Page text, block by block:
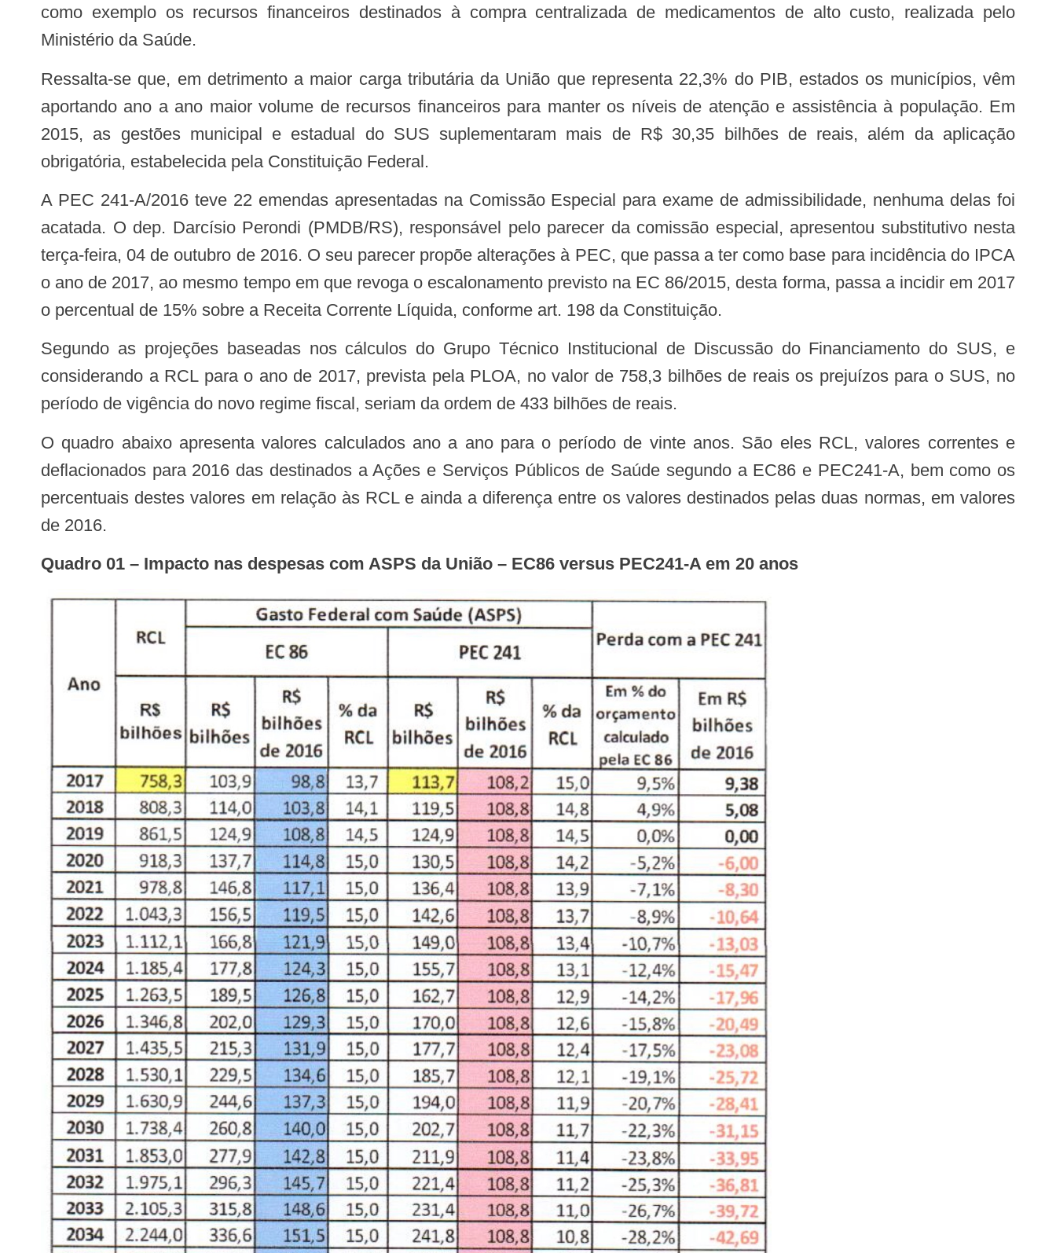
como exemplo os recursos financeiros destinados à compra centralizada de medicamentos de alto custo, realizada pelo
Ministério da Saúde.
Ressalta-se que, em detrimento a maior carga tributária da União que representa 22,3% do PIB, estados os municípios, vêm
aportando ano a ano maior volume de recursos financeiros para manter os níveis de atenção e assistência à população. Em
2015, as gestões municipal e estadual do SUS suplementaram mais de R$ 30,35 bilhões de reais, além da aplicação
obrigatória, estabelecida pela Constituição Federal.
A PEC 241-A/2016 teve 22 emendas apresentadas na Comissão Especial para exame de admissibilidade, nenhuma delas foi
acatada. O dep. Darcísio Perondi (PMDB/RS), responsável pelo parecer da comissão especial, apresentou substitutivo nesta
terça-feira, 04 de outubro de 2016. O seu parecer propõe alterações à PEC, que passa a ter como base para incidência do IPCA
o ano de 2017, ao mesmo tempo em que revoga o escalonamento previsto na EC 86/2015, desta forma, passa a incidir em 2017
o percentual de 15% sobre a Receita Corrente Líquida, conforme art. 198 da Constituição.
Segundo as projeções baseadas nos cálculos do Grupo Técnico Institucional de Discussão do Financiamento do SUS, e
considerando a RCL para o ano de 2017, prevista pela PLOA, no valor de 758,3 bilhões de reais os prejuízos para o SUS, no
período de vigência do novo regime fiscal, seriam da ordem de 433 bilhões de reais.
O quadro abaixo apresenta valores calculados ano a ano para o período de vinte anos. São eles RCL, valores correntes e
deflacionados para 2016 das destinados a Ações e Serviços Públicos de Saúde segundo a EC86 e PEC241-A, bem como os
percentuais destes valores em relação às RCL e ainda a diferença entre os valores destinados pelas duas normas, em valores
de 2016.
Quadro 01 – Impacto nas despesas com ASPS da União – EC86 versus PEC241-A em 20 anos